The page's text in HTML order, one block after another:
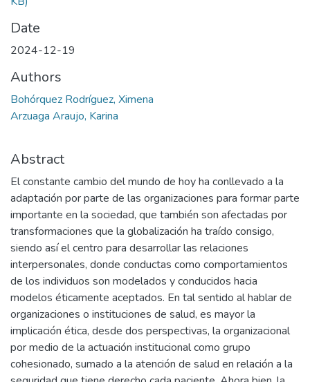
Date
2024-12-19
Authors
Bohórquez Rodríguez, Ximena
Arzuaga Araujo, Karina
Abstract
El constante cambio del mundo de hoy ha conllevado a la
adaptación por parte de las organizaciones para formar parte
importante en la sociedad, que también son afectadas por
transformaciones que la globalización ha traído consigo,
siendo así el centro para desarrollar las relaciones
interpersonales, donde conductas como comportamientos
de los individuos son modelados y conducidos hacia
modelos éticamente aceptados. En tal sentido al hablar de
organizaciones o instituciones de salud, es mayor la
implicación ética, desde dos perspectivas, la organizacional
por medio de la actuación institucional como grupo
cohesionado, sumado a la atención de salud en relación a la